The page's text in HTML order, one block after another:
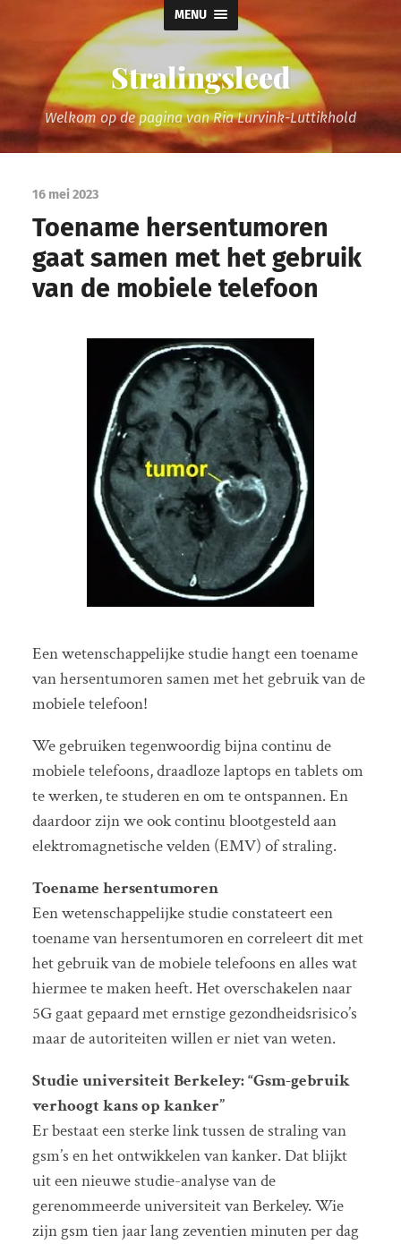
MENU
Stralingsleed
Welkom op de pagina van Ria Lurvink-Luttikhold
16 mei 2023
Toename hersentumoren
gaat samen met het gebruik
van de mobiele telefoon
Een wetenschappelijke studie hangt een toename
van hersentumoren samen met het gebruik van de
mobiele telefoon!
We gebruiken tegenwoordig bijna continu de
mobiele telefoons, draadloze laptops en tablets om
te werken, te studeren en om te ontspannen. En
daardoor zijn we ook continu blootgesteld aan
elektromagnetische velden (EMV) of straling.
Toename hersentumoren
Een wetenschappelijke studie constateert een
toename van hersentumoren en correleert dit met
het gebruik van de mobiele telefoons en alles wat
hiermee te maken heeft. Het overschakelen naar
5G gaat gepaard met ernstige gezondheidsrisico’s
maar de autoriteiten willen er niet van weten.
Studie universiteit Berkeley: “Gsm-gebruik
verhoogt kans op kanker”
Er bestaat een sterke link tussen de straling van
gsm’s en het ontwikkelen van kanker. Dat blijkt
uit een nieuwe studie-analyse van de
gerenommeerde universiteit van Berkeley. Wie
zijn gsm tien jaar lang zeventien minuten per dag